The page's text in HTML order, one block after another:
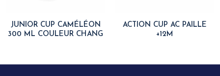
JUNIOR CUP CAMÉLÉON
300 ML COULEUR CHANG
ACTION CUP AC PAILLE
+12M